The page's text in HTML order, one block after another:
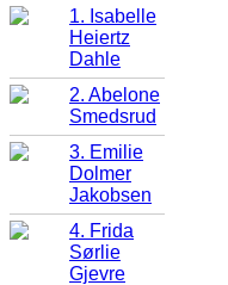
1. Isabelle
Heiertz
Dahle
2. Abelone
Smedsrud
3. Emilie
Dolmer
Jakobsen
4. Frida
Sørlie
Gjevre